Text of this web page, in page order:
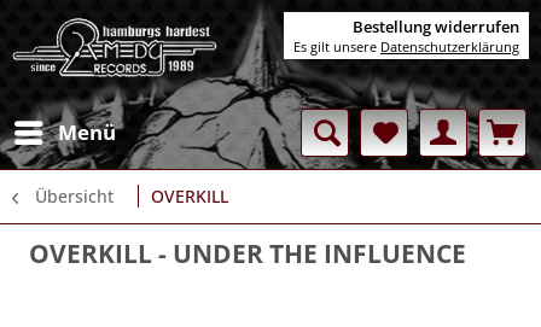
Menü
Übersicht OVERKILL
OVERKILL- UNDER THE INFLUENCE
Bestellung widerrufen
Es gilt unsere Datenschutzerklärung